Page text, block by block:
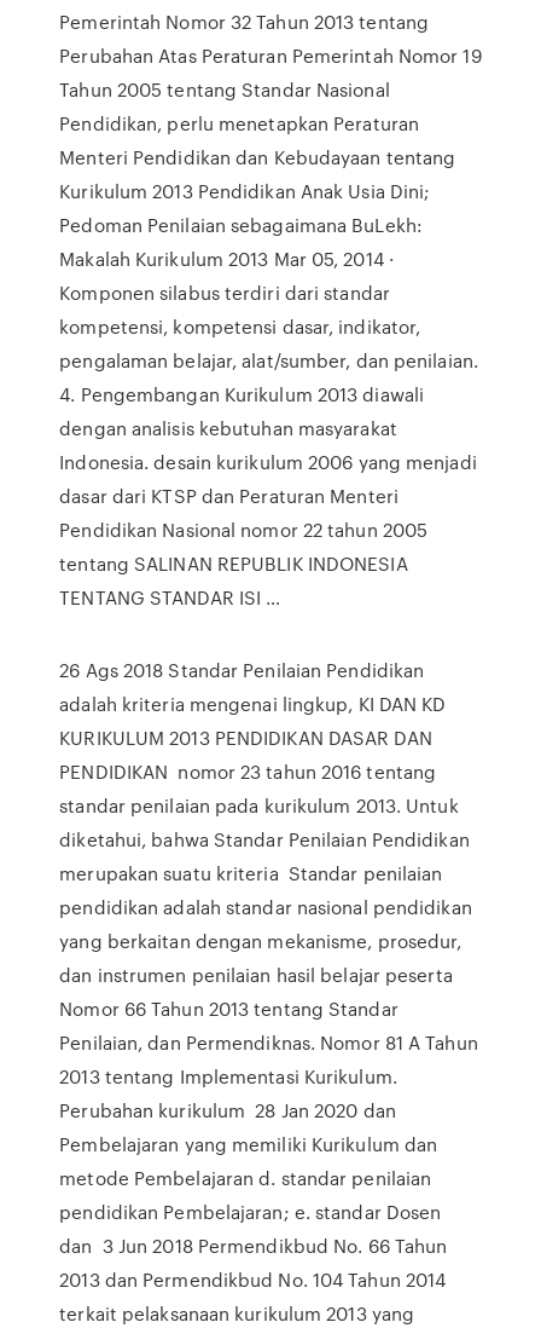
Pemerintah Nomor 32 Tahun 2013 tentang
Perubahan Atas Peraturan Pemerintah Nomor 19
Tahun 2005 tentang Standar Nasional
Pendidikan, perlu menetapkan Peraturan
Menteri Pendidikan dan Kebudayaan tentang
Kurikulum 2013 Pendidikan Anak Usia Dini;
Pedoman Penilaian sebagaimana BuLekh:
Makalah Kurikulum 2013 Mar 05, 2014 ·
Komponen silabus terdiri dari standar
kompetensi, kompetensi dasar, indikator,
pengalaman belajar, alat/sumber, dan penilaian.
4. Pengembangan Kurikulum 2013 diawali
dengan analisis kebutuhan masyarakat
Indonesia. desain kurikulum 2006 yang menjadi
dasar dari KTSP dan Peraturan Menteri
Pendidikan Nasional nomor 22 tahun 2005
tentang SALINAN REPUBLIK INDONESIA
TENTANG STANDAR ISI …
26 Ags 2018 Standar Penilaian Pendidikan
adalah kriteria mengenai lingkup, KI DAN KD
KURIKULUM 2013 PENDIDIKAN DASAR DAN
PENDIDIKAN nomor 23 tahun 2016 tentang
standar penilaian pada kurikulum 2013. Untuk
diketahui, bahwa Standar Penilaian Pendidikan
merupakan suatu kriteria Standar penilaian
pendidikan adalah standar nasional pendidikan
yang berkaitan dengan mekanisme, prosedur,
dan instrumen penilaian hasil belajar peserta
Nomor 66 Tahun 2013 tentang Standar
Penilaian, dan Permendiknas. Nomor 81 A Tahun
2013 tentang Implementasi Kurikulum.
Perubahan kurikulum 28 Jan 2020 dan
Pembelajaran yang memiliki Kurikulum dan
metode Pembelajaran d. standar penilaian
pendidikan Pembelajaran; e. standar Dosen
dan 3 Jun 2018 Permendikbud No. 66 Tahun
2013 dan Permendikbud No. 104 Tahun 2014
terkait pelaksanaan kurikulum 2013 yang